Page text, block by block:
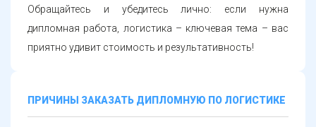
Обращайтесь и убедитесь лично: если нужна
дипломная работа, логистика – ключевая тема – вас
приятно удивит стоимость и результативность!
ПРИЧИНЫ ЗАКАЗАТЬ ДИПЛОМНУЮ ПО ЛОГИСТИКЕ